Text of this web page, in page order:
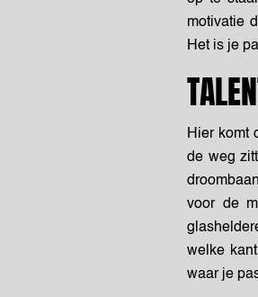
motivatie
Het is je
Hier komt
de weg
voor de
welke
waar je